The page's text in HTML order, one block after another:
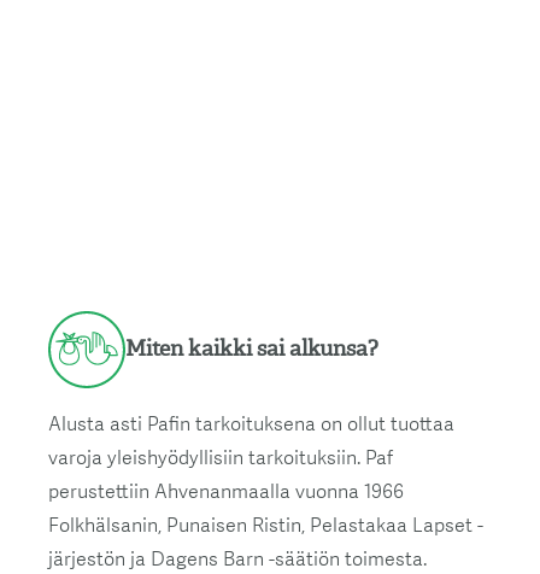
Miten kaikki sai alkunsa?
Alusta asti Pafin tarkoituksena on ollut tuottaa
varoja yleishyödyllisiin tarkoituksiin. Paf
perustettiin Ahvenanmaalla vuonna 1966
Folkhälsanin, Punaisen Ristin, Pelastakaa Lapset -
järjestön ja Dagens Barn -säätiön toimesta.